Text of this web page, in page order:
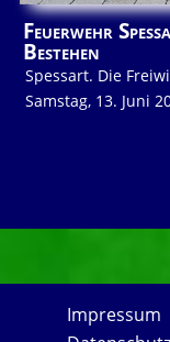
Feuerwehr
Bestehen
Spessart. Die
Samstag, 13. Juni
Impressum